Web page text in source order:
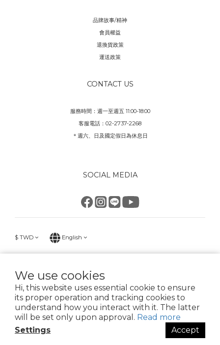
We use cookies
Hi, this website uses essential cookie to ensure
its proper operation and tracking cookies to
understand how you interact with it. The latter
will be set only upon approval. Read more
Settings
Accept
品牌故事/精神
會員權益
退換貨政策
運送政策
CONTACT US
服務時間：週一至週五 11:00-18:00
客服電話：02-2737-2268
＊週六、日及國定假日為休息日
SOCIAL MEDIA
$ TWD English
KK good life 好生活 星騏國際有限公司
02-2737-2268 統一編號90272116
臺北市大安區安和路2段213號6樓之1